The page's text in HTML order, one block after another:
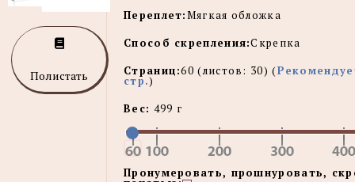
Полистать
Переплет:Мягкая обложка
Способ скрепления:Скрепка
Страниц:60 (листов: 30) (
стр.)
Вес: 499 г
Пронумеровать, прошнуровать,